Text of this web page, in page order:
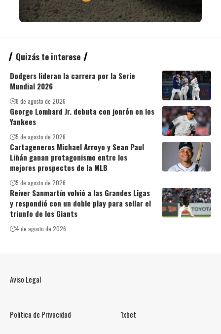
Quizás te interese
Dodgers lideran la carrera por la Serie
Mundial 2026
8 de agosto de 2026
George Lombard Jr. debuta con jonrón en los
Yankees
5 de agosto de 2026
Cartageneros Michael Arroyo y Sean Paul
Liñán ganan protagonismo entre los
mejores prospectos de la MLB
5 de agosto de 2026
Reiver Sanmartín volvió a las Grandes Ligas
y respondió con un doble play para sellar el
triunfo de los Giants
4 de agosto de 2026
Aviso Legal
Política de Privacidad 1xbet